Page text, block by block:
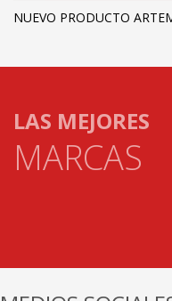
NUEVO PRODUCTO
LAS MEJORES
MARCAS